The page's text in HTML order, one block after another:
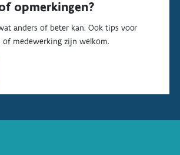
opmerkingen?
anders of beter kan. Ook tips voor
of medewerking zijn welkom.